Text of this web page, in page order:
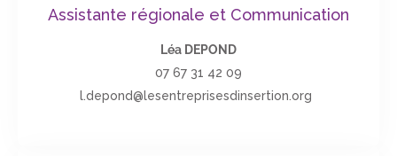
Assistante régionale et Communication
Léa DEPOND
07 67 31 42 09
l.depond@lesentreprisesdinsertion.org